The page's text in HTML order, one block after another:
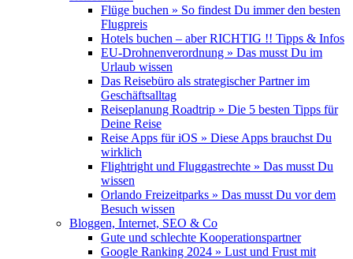
Flüge buchen » So findest Du immer den besten
Flugpreis
Hotels buchen – aber RICHTIG !! Tipps & Infos
EU-Drohnenverordnung » Das musst Du im
Urlaub wissen
Das Reisebüro als strategischer Partner im
Geschäftsalltag
Reiseplanung Roadtrip » Die 5 besten Tipps für
Deine Reise
Reise Apps für iOS » Diese Apps brauchst Du
wirklich
Flightright und Fluggastrechte » Das musst Du
wissen
Orlando Freizeitparks » Das musst Du vor dem
Besuch wissen
Bloggen, Internet, SEO & Co
Gute und schlechte Kooperationspartner
Google Ranking 2024 » Lust und Frust mit